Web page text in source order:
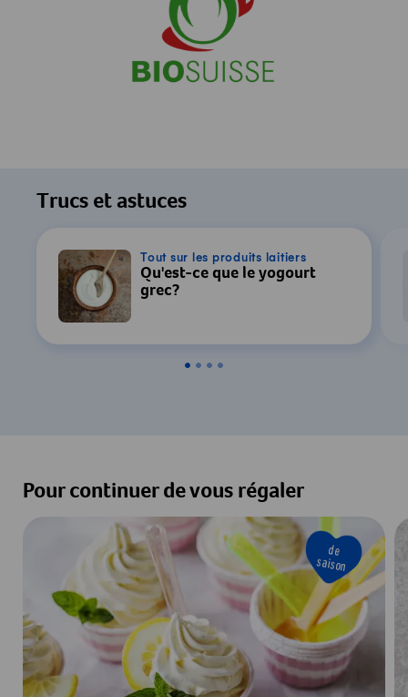
Trucs et astuces
Tout sur les produits laitiers
Qu'est-ce que le yogourt
grec?
Pour continuer de vous régaler
de
saison